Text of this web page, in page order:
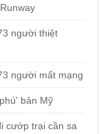
người thiệt
người mất mạng
bản Mỹ
cướp trại cần sa